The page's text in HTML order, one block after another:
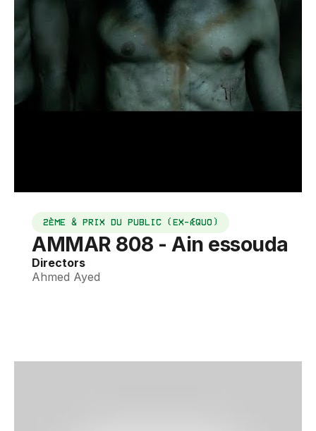
2ÈME & PRIX DU PUBLIC (EX-ÆQUO)
AMMAR 808 - Ain essouda
Directors
Ahmed Ayed